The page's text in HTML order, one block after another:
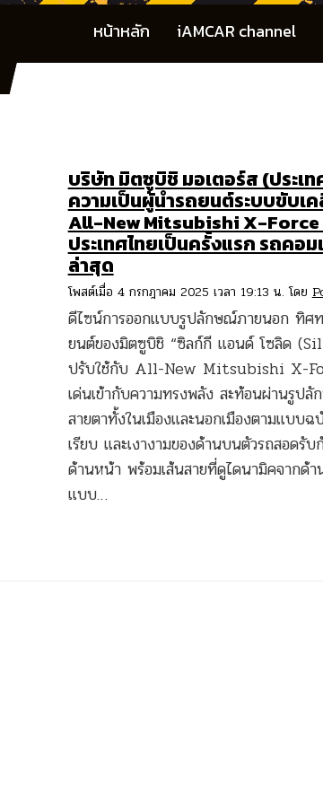
หน้าหลัก iAMCAR channel
บริษัท มิตซูบิชิ มอเตอร์ส (ประเ
ความเป็นผู้นำรถยนต์ระบบขับเ
All-New Mitsubishi X-Force
ประเทศไทยเป็นครั้งแรก รถคอ
ล่าสุด
โพสต์เมื่อ 4 กรกฎาคม 2025 เวลา 19:13 น. โดย
ดีไซน์การออกแบบรูปลักษณ์ภายนอก ทิศ
ยนต์ของมิตซูบิชิ “ซิลก์กี แอนด์ โซลิด
ปรับใช้กับ All-New Mitsubishi X-
เด่นเข้ากับความทรงพลัง สะท้อนผ่านรูป
สายตาทั้งในเมืองและนอกเมืองตามแบบ
เรียบ และเงางามของด้านบนตัวรถสอด
ด้านหน้า พร้อมเส้นสายที่ดูไดนามิคจากด้
แบบ…